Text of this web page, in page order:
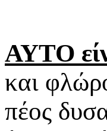
ΑΥΤΟ
και
πέος